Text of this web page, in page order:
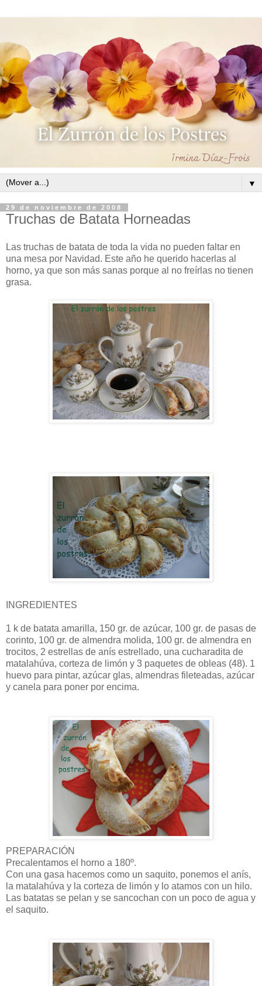
▼
29 de noviembre de 2008
Truchas de Batata Horneadas
Las truchas de batata de toda la vida no pueden faltar en
una mesa por Navidad. Este año he querido hacerlas al
horno, ya que son más sanas porque al no freírlas no tienen
grasa.
INGREDIENTES
1 k de batata amarilla, 150 gr. de azúcar, 100 gr. de pasas de
corinto, 100 gr. de almendra molida, 100 gr. de almendra en
trocitos, 2 estrellas de anís estrellado, una cucharadita de
matalahúva, corteza de limón y 3 paquetes de obleas (48). 1
huevo para pintar, azúcar glas, almendras fileteadas, azúcar
y canela para poner por encima.
PREPARACIÓN
Precalentamos el horno a 180º.
Con una gasa hacemos como un saquito, ponemos el anís,
la matalahúva y la corteza de limón y lo atamos con un hilo.
Las batatas se pelan y se sancochan con un poco de agua y
el saquito.